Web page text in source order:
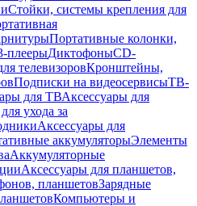
Стойки, системы крепления для
Портативные колонки,
плеерыДиктофоныCD-
телевизоровКронштейны,
Подписки на видеосервисыТВ-
для ТВАксессуары для
ухода за
Аксессуары для
аккумуляторыЭлементы
Аккумуляторные
Аксессуары для планшетов,
планшетовЗарядные
Компьютеры и